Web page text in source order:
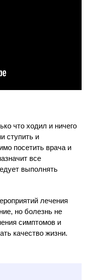
что ходил и ничего
ступить и
посетить врача и
все
выполнять
лечения
но болезнь не
симптомов и
качество жизни.